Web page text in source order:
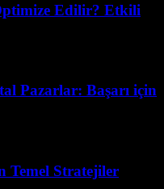
Edilir? Etkili
Pazarlar: Başarı için
Temel Stratejiler